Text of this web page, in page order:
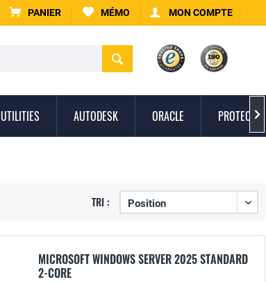
PANIER MÉMO MON COMPTE
UTILITIES AUTODESK ORACLE 
TRI :
MICROSOFT WINDOWS SERVER 2025 STANDARD
2-CORE